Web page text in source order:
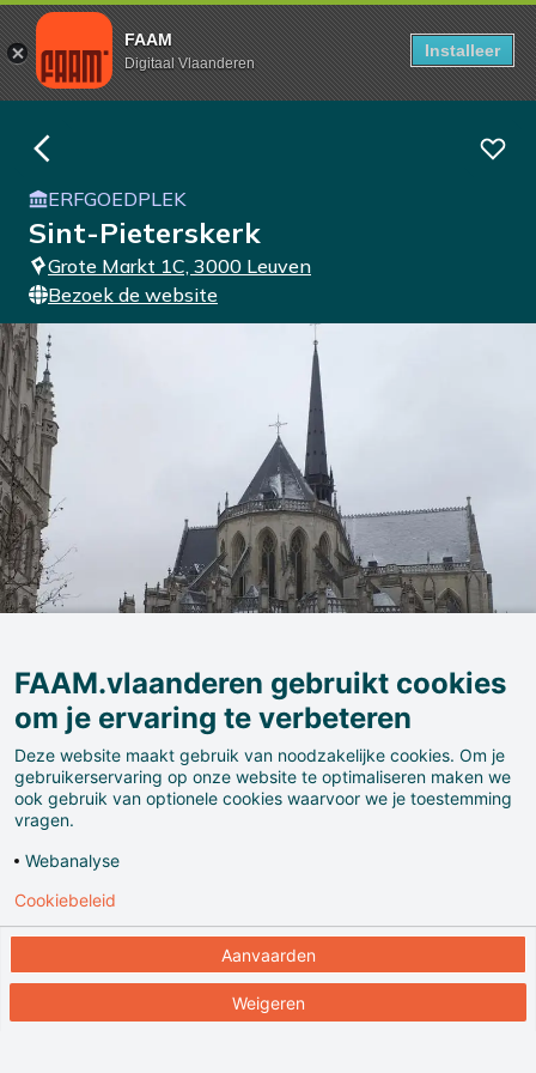
FAAM
Digitaal Vlaanderen
Installeer
ERFGOEDPLEK
Sint-Pieterskerk
Grote Markt 1C, 3000 Leuven
Bezoek de website
De Sint-Pieterskerk is gelegen in het hartje van
Leuven. Ze werd gebouwd in 986, in romaanse stijl, en
is daarmee de oudste kerk van de stad. Tegenwoordig
staat de Sint-Pieterskerk bekend als een van de
FAAM.vlaanderen gebruikt cookies
om je ervaring te verbeteren
Deze website maakt gebruik van noodzakelijke cookies. Om je
gebruikerservaring op onze website te optimaliseren maken we
ook gebruik van optionele cookies waarvoor we je toestemming
vragen.
Webanalyse
Aanvaarden
Weigeren
Cookiebeleid